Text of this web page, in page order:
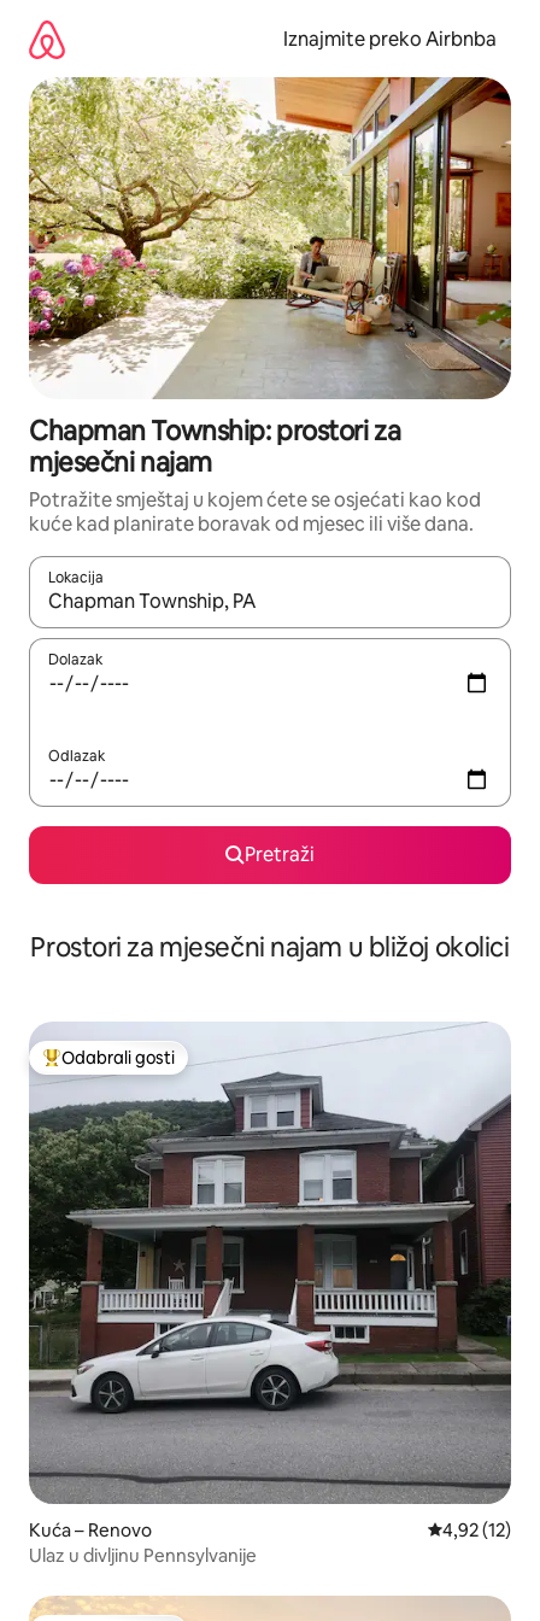
sadržaj
Iznajmite preko Airbnba
Chapman Township: prostori za
mjesečni najam
Potražite smještaj u kojem ćete se osjećati kao kod
kuće kad planirate boravak od mjesec ili više dana.
Lokacija
Kada budu dostupni rezultati, moći ćete ih pregledati
Dolazak
Odlazak
Pretraži
Prostori za mjesečni najam u bližoj okolici
Među najviše rangiranima s oznakom „Odabrali gosti”
Odabrali gosti
Kuća – Renovo Prosječna
4,92 (12)
Ulaz u divljinu Pennsylvanije